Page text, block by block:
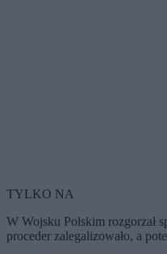
TYLKO NA
W Wojsku Polskim rozgorzał
proceder zalegalizowało, a